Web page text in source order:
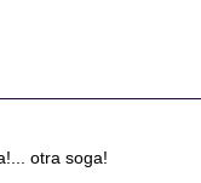
otra soga!